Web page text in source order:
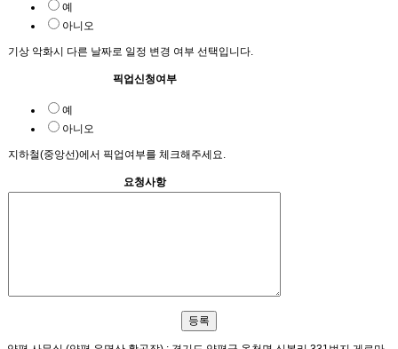
예
아니오
기상 악화시 다른 날짜로 일정 변경 여부 선택입니다.
픽업신청여부
예
아니오
지하철(중앙선)에서 픽업여부를 체크해주세요.
요청사항